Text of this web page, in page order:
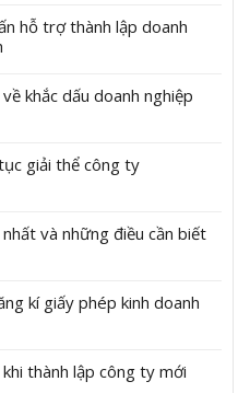
hỗ trợ thành lập doanh
khắc dấu doanh nghiệp
giải thể công ty
và những điều cần biết
kí giấy phép kinh doanh
thành lập công ty mới